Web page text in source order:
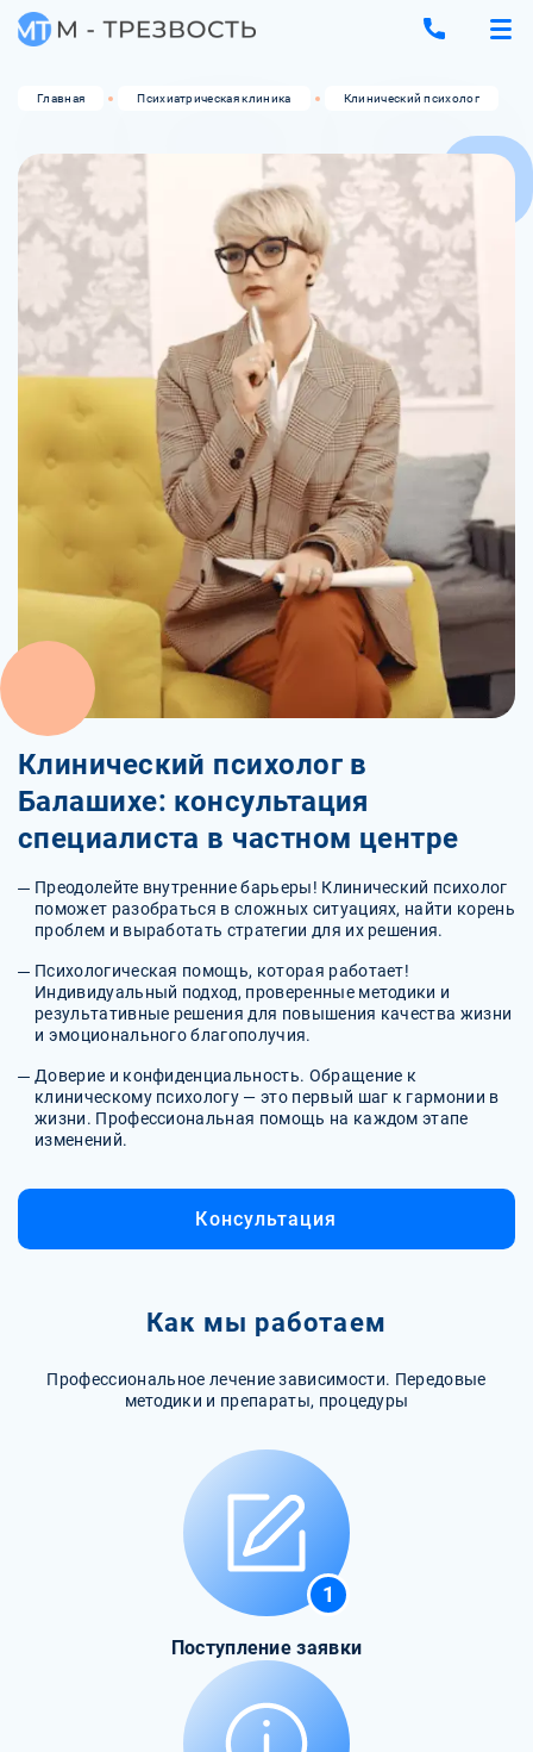
Главная Психиатрическая клиника Клинический психолог
Клинический психолог в
Балашихе: консультация
специалиста в частном центре
Преодолейте внутренние барьеры! Клинический психолог
поможет разобраться в сложных ситуациях, найти корень
проблем и выработать стратегии для их решения.
Психологическая помощь, которая работает!
Индивидуальный подход, проверенные методики и
результативные решения для повышения качества жизни
и эмоционального благополучия.
Доверие и конфиденциальность. Обращение к
клиническому психологу — это первый шаг к гармонии в
жизни. Профессиональная помощь на каждом этапе
изменений.
Консультация
Как мы работаем
Профессиональное лечение зависимости. Передовые
методики и препараты, процедуры
1
Поступление заявки